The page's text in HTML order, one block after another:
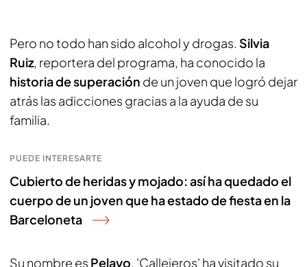
Pero no todo han sido alcohol y drogas. Silvia
Ruiz, reportera del programa, ha conocido la
historia de superación de un joven que logró dejar
atrás las adicciones gracias a la ayuda de su
familia.
PUEDE INTERESARTE
Cubierto de heridas y mojado: así ha quedado el
cuerpo de un joven que ha estado de fiesta en la
Barceloneta
Su nombre es Pelayo. 'Callejeros' ha visitado su